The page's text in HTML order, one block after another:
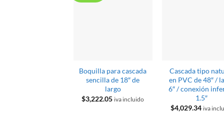
Boquilla para cascada
sencilla de 18″ de
largo
$3,222.05 iva incluido
Cascada tipo
en PVC de 48″ /
6″ / conexión
1.5″
$4,029.34 iva